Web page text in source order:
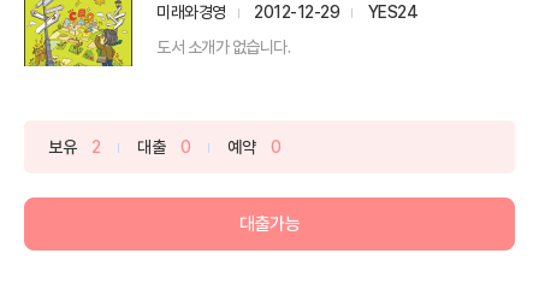
미래와경영
2012-12-29
YES24
도서 소개가 없습니다.
보유 2 대출 0 예약 0
대출가능